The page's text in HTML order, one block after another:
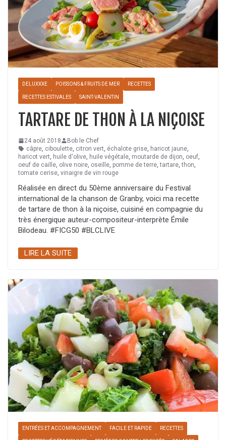
DELUXXXE POISSONS & FRUITS DE MER RECETTES
RECETTES ESTIVALES SAINT-VALENTIN
TARTARE DE THON À LA NIÇOISE
24 août 2018
Bob le Chef
câpre, ciboulette, citron vert, échalote grise, haricot jaune,
haricot vert, huile d'olive, huile végétale, moutarde de dijon, oeuf,
oeuf de caille, olive noire, oseille, pomme de terre,tartare,thon,
tomate cerise, vinaigre de vin rouge
Réalisée en direct du 50ème anniversaire du Festival
international de la chanson de Granby, voici ma recette
de tartare de thon à la niçoise, cuisiné en compagnie du
très énergique auteur-compositeur-interprète Émile
Bilodeau. #FICG50 #BLCLIVE
LIRE LA SUITE
ENTRÉES ET ACCOMPAGNEMENT FACILE ET RAPIDE RECETTES